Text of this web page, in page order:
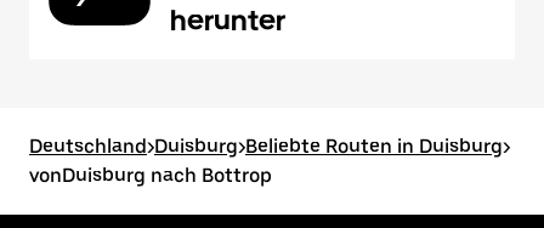
herunter
Deutschland>Duisburg>Beliebte Routen in Duisburg>
vonDuisburg nach Bottrop